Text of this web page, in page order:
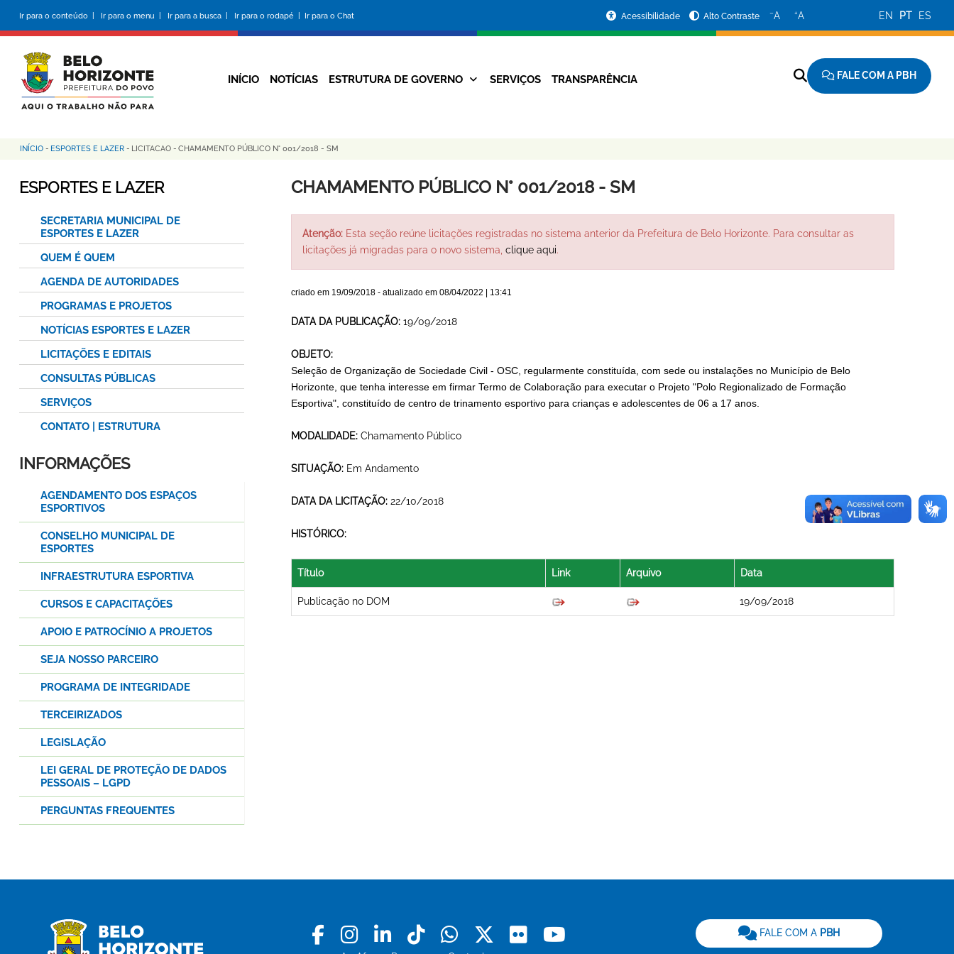
conteúdo
principal
Ir para o conteúdo | Ir para o menu | Ir para a busca | Ir para o rodapé | Ir para o Chat
da
Prefeitura
Acessibilidade Alto Contraste −A +A EN PT ES
Navegação
INÍCIO NOTÍCIAS ESTRUTURA DE GOVERNO SERVIÇOS TRANSPARÊNCIA FALE COM A PBH
Trilha
de
INÍCIO - ESPORTES E LAZER - LICITACAO - CHAMAMENTO PÚBLICO N° 001/2018 - SM
CHAMAMENTO PÚBLICO N° 001/2018 - SM
Atenção:Esta seção reúne licitações registradas no sistema anterior da Prefeitura de Belo Horizonte. Para consultar as
licitações já migradas para o novo sistema, clique aqui.
criado em 19/09/2018- atualizado em 08/04/2022 | 13:41
DATA DA PUBLICAÇÃO: 19/09/2018
OBJETO:
Seleção de Organização de Sociedade Civil - OSC, regularmente constituída, com sede ou instalações no Município de Belo
Horizonte, que tenha interesse em firmar Termo de Colaboração para executar o Projeto "Polo Regionalizado de Formação
Esportiva", constituído de centro de trinamento esportivo para crianças e adolescentes de 06 a 17 anos.
MODALIDADE: Chamamento Público
SITUAÇÃO: Em Andamento
DATA DA LICITAÇÃO: 22/10/2018
HISTÓRICO:
Título Link Arquivo Data
Publicação no DOM 19/09/2018
ESPORTES E LAZER
SECRETARIA MUNICIPAL DE
ESPORTES E LAZER
QUEM É QUEM
AGENDA DE AUTORIDADES
PROGRAMAS E PROJETOS
NOTÍCIAS ESPORTES E LAZER
LICITAÇÕES E EDITAIS
CONSULTAS PÚBLICAS
SERVIÇOS
CONTATO | ESTRUTURA
INFORMAÇÕES
AGENDAMENTO DOS ESPAÇOS
ESPORTIVOS
CONSELHO MUNICIPAL DE
ESPORTES
INFRAESTRUTURA ESPORTIVA
CURSOS E CAPACITAÇÕES
APOIO E PATROCÍNIO A PROJETOS
SEJA NOSSO PARCEIRO
PROGRAMA DE INTEGRIDADE
TERCEIRIZADOS
LEGISLAÇÃO
LEI GERAL DE PROTEÇÃO DE DADOS
PESSOAIS – LGPD
PERGUNTAS FREQUENTES
Facebook
Instagram
LinkedinTiktokWhatsapp
X Flickr FALE COM A PBH